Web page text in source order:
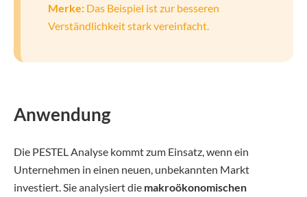
Merke: Das Beispiel ist zur besseren
Verständlichkeit stark vereinfacht.
Anwendung
Die PESTEL Analyse kommt zum Einsatz, wenn ein
Unternehmen in einen neuen, unbekannten Markt
investiert. Sie analysiert die makroökonomischen